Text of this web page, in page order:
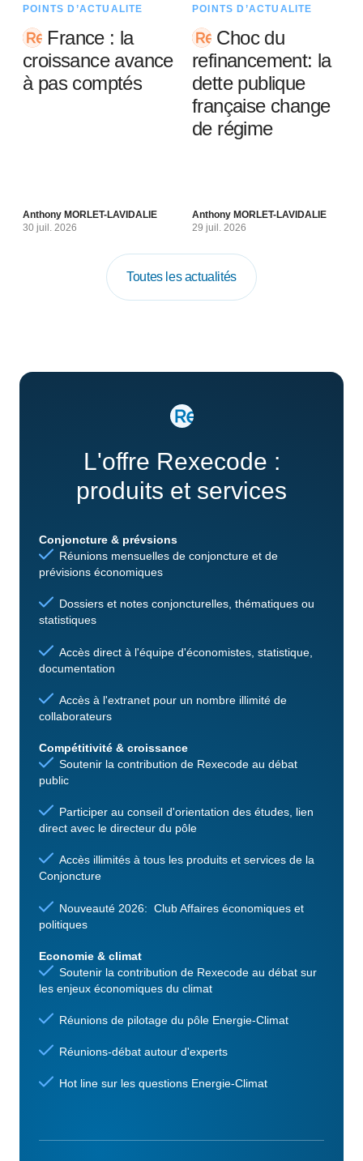
POINTS D’ACTUALITÉ
France : la
croissance avance
à pas comptés
Anthony MORLET-LAVIDALIE
30 juil. 2026
POINTS D’ACTUALITÉ
Choc du
refinancement: la
dette publique
française change
de régime
Anthony MORLET-LAVIDALIE
29 juil. 2026
Toutes les actualités
L'offre Rexecode :
produits et services
Conjoncture & prévsions
Réunions mensuelles de conjoncture et de
prévisions économiques
Dossiers et notes conjoncturelles, thématiques ou
statistiques
Accès direct à l'équipe d'économistes, statistique,
documentation
Accès à l'extranet pour un nombre illimité de
collaborateurs
Compétitivité & croissance
Soutenir la contribution de Rexecode au débat
public
Participer au conseil d'orientation des études, lien
direct avec le directeur du pôle
Accès illimités à tous les produits et services de la
Conjoncture
Nouveauté 2026: Club Affaires économiques et
politiques
Economie & climat
Soutenir la contribution de Rexecode au débat sur
les enjeux économiques du climat
Réunions de pilotage du pôle Energie-Climat
Réunions-débat autour d'experts
Hot line sur les questions Energie-Climat